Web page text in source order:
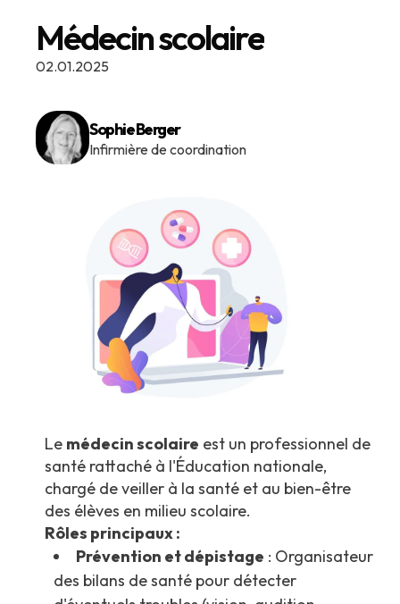
Médecin scolaire
02.01.2025
Sophie Berger
Infirmière de coordination
Le médecin scolaire est un professionnel de
santé rattaché à l'Éducation nationale,
chargé de veiller à la santé et au bien-être
des élèves en milieu scolaire.
Rôles principaux :
Prévention et dépistage : Organisateur
des bilans de santé pour détecter